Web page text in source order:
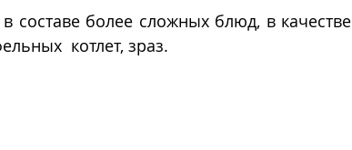
составе более сложных блюд, в качестве
котлет, зраз.